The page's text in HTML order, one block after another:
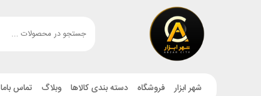
شهر ابزار فروشگاه دسته بندی کالاها وبلاگ تماس باما